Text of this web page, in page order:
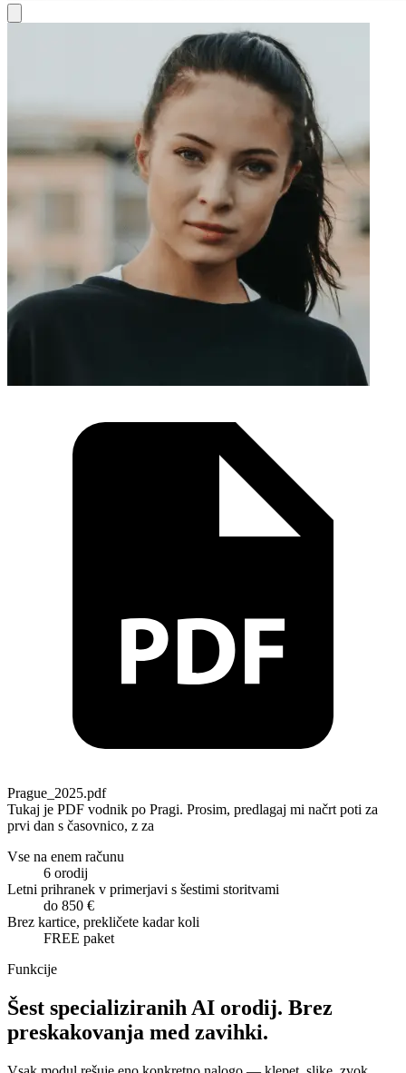
Prague_2025.pdf
Tukaj je PDF vodnik po Pragi. Prosim, predlagaj mi načrt poti za
prvi dan s časovnico, z začetkom ob 10:00.
Vse na enem računu
6 orodij
Letni prihranek v primerjavi s šestimi storitvami
do 850 €
Brez kartice, prekličete kadar koli
FREE paket
Funkcije
Šest specializiranih AI orodij. Brez
preskakovanja med zavihki.